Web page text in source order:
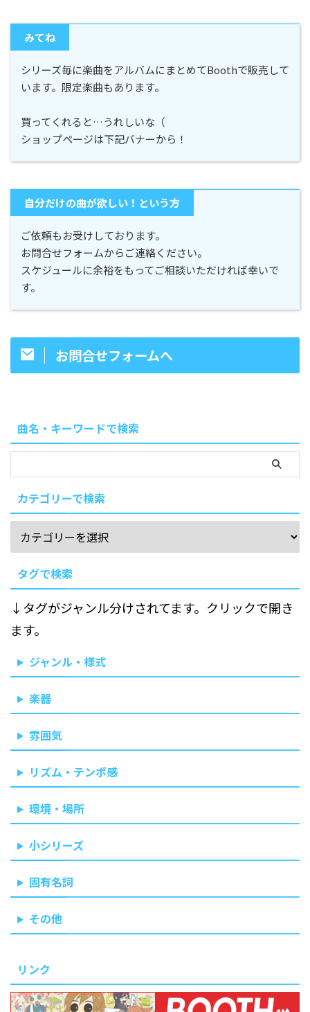
みてね
シリーズ毎に楽曲をアルバムにまとめてBoothで販売して
います。限定楽曲もあります。
買ってくれると…うれしいな（
ショップページは下記バナーから！
自分だけの曲が欲しい！という方
ご依頼もお受けしております。
お問合せフォームからご連絡ください。
スケジュールに余裕をもってご相談いただければ幸いで
す。
お問合せフォームへ
曲名・キーワードで検索
カテゴリーで検索
タグで検索
↓タグがジャンル分けされてます。クリックで開き
ます。
ジャンル・様式
楽器
雰囲気
リズム・テンポ感
環境・場所
小シリーズ
固有名詞
その他
リンク